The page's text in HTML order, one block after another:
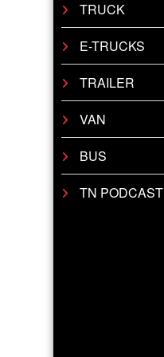
TRUCK
E-TRUCKS
TRAILER
VAN
BUS
TN PODCAST